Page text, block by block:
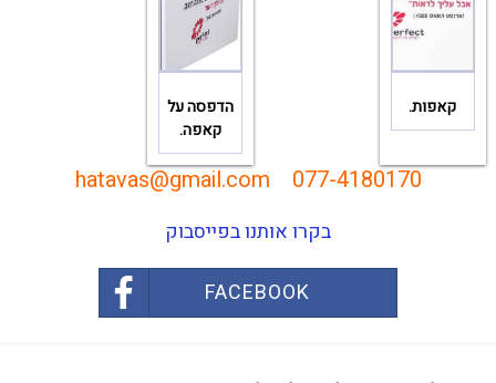
קאפות.
הדפסה על
קאפה.
077-4180170
hatavas@gmail.com
בקרו אותנו בפייסבוק
FACEBOOK